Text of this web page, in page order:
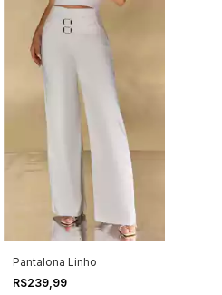
Pantalona Linho
R$239,99